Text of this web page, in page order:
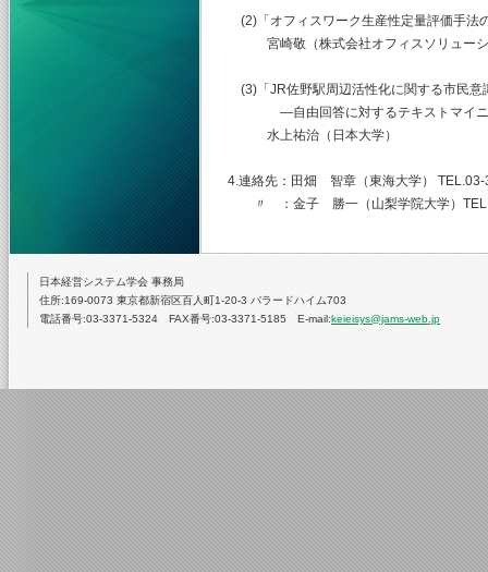
(2)「オフィスワーク生産性定量評価手法
宮崎敬（株式会社オフィスソリューシ
(3)「JR佐野駅周辺活性化に関する市民意
―自由回答に対するテキストマイニ
水上祐治（日本大学）
4.連絡先：田畑 智章（東海大学）
〃 ：金子 勝一（山梨学院大学）
日本経営システム学会 事務局
住所:169-0073 東京都新宿区百人町1-20-3 バラードハイム703
電話番号:03-3371-5324 FAX番号:03-3371-5185 E-mail:keieisys@jams-web.jp